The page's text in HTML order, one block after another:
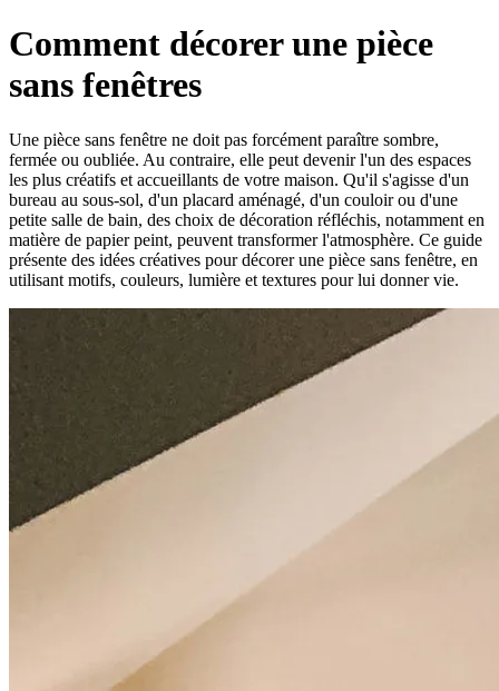
Comment décorer une pièce
sans fenêtres
Une pièce sans fenêtre ne doit pas forcément paraître sombre,
fermée ou oubliée. Au contraire, elle peut devenir l'un des espaces
les plus créatifs et accueillants de votre maison. Qu'il s'agisse d'un
bureau au sous-sol, d'un placard aménagé, d'un couloir ou d'une
petite salle de bain, des choix de décoration réfléchis, notamment en
matière de papier peint, peuvent transformer l'atmosphère. Ce guide
présente des idées créatives pour décorer une pièce sans fenêtre, en
utilisant motifs, couleurs, lumière et textures pour lui donner vie.